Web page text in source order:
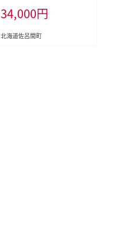
34,000円
北海道佐呂間町